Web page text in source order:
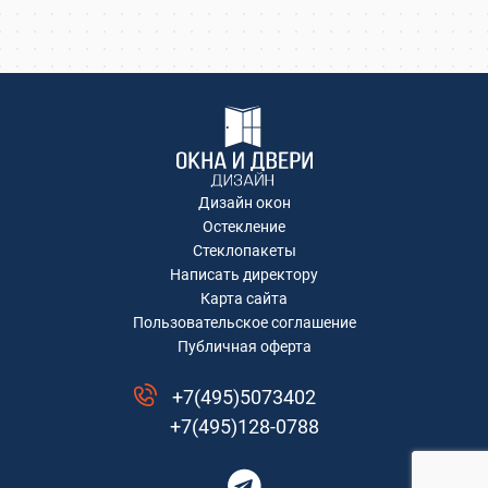
Ивантеевка, Хлебозаводская улица, 30
Коминтерна, 22
Коминтерна, 22
Коминтерна, 22
Коминтерна, 22
Коминтерна, 22
Рождественская, д.2
Коминтерна, 22
Коминтерна, 22
Москва, Ленинградский проспект дом
д. Степаново
Рождественская, д.2
Дизайн окон
Остекление
Стеклопакеты
Написать директору
Карта сайта
Пользовательское соглашение
Публичная оферта
+7(495)5073402
+7(495)128-0788